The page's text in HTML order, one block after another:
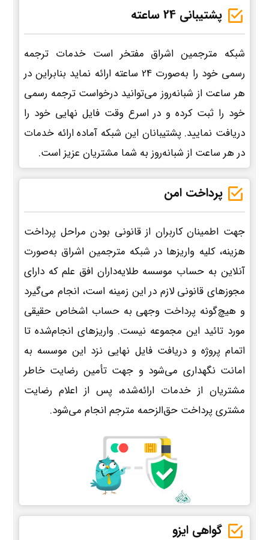
پشتیبانی 24 ساعته
شبکه مترجمین اشراق مفتخر است خدمات ترجمه
رسمی خود را به‌صورت 24 ساعته ارائه نماید بنابراین در
هر ساعت از شبانه‌روز می‌توانید درخواست ترجمه رسمی
خود را ثبت کرده و در اسرع وقت فایل نهایی خود را
دریافت نمایید. پشتیبانان این شبکه آماده ارائه خدمات
در هر ساعت از شبانه‌روز به شما مشتریان عزیز است.
پرداخت امن
جهت اطمینان کاربران از قانونی بودن مراحل پرداخت
هزینه، کلیه واریزها در شبکه مترجمین اشراق به‌صورت
آنلاین به حساب موسسه طلایه‌داران افق علم که دارای
مجوزهای قانونی لازم در این زمینه است، انجام می‌گیرد
و هیچ‌گونه پرداخت وجهی به حساب اشخاص حقیقی
مورد تائید این مجموعه نیست. واریزهای انجام‌شده تا
اتمام پروژه و دریافت فایل نهایی نزد این موسسه به
امانت نگهداری می‌شود و جهت تأمین رضایت خاطر
مشتریان از خدمات ارائه‌شده، پس از اعلام رضایت
مشتری پرداخت حق‌الزحمه مترجم انجام می‌شود.
گواهی ایزو